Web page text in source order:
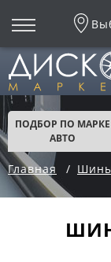
ПОДБОР ПО МАРКЕ
АВТО
Главная